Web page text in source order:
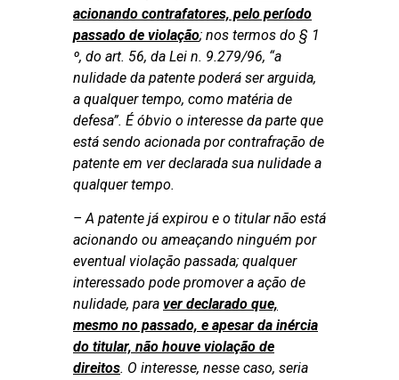
acionando contrafatores, pelo período
passado de violação; nos termos do § 1
º, do art. 56, da Lei n. 9.279/96, “a
nulidade da patente poderá ser arguida,
a qualquer tempo, como matéria de
defesa”. É óbvio o interesse da parte que
está sendo acionada por contrafração de
patente em ver declarada sua nulidade a
qualquer tempo.
– A patente já expirou e o titular não está
acionando ou ameaçando ninguém por
eventual violação passada; qualquer
interessado pode promover a ação de
nulidade, para ver declarado que,
mesmo no passado, e apesar da inércia
do titular, não houve violação de
direitos. O interesse, nesse caso, seria